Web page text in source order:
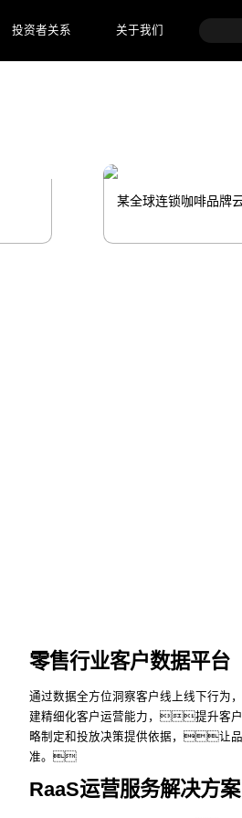
投资者关系 关于我们
某全球连锁咖啡品牌
零售行业客户数据平台
通过数据全方位洞察客户线上线下行
建精细化客户运营能力，提升客
略制定和投放决策提供依据，让品
准。
RaaS运营服务解决方案